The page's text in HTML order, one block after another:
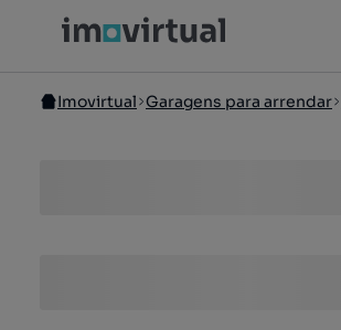
Imovirtual Garagens para arrendar